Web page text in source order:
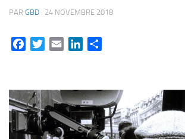
PAR GBD · 24 NOVEMBRE 2018
FacebookTwitterEmail LinkedIn